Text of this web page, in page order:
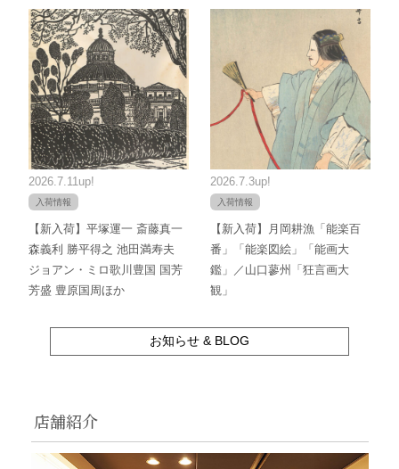
2026.7.11up!
入荷情報
【新入荷】平塚運一 斎藤真一
森義利 勝平得之 池田満寿夫
ジョアン・ミロ歌川豊国 国芳
芳盛 豊原国周ほか
2026.7.3up!
入荷情報
【新入荷】月岡耕漁「能楽百
番」「能楽図絵」「能画大
鑑」／山口蓼州「狂言画大
観」
お知らせ & BLOG
店舗紹介